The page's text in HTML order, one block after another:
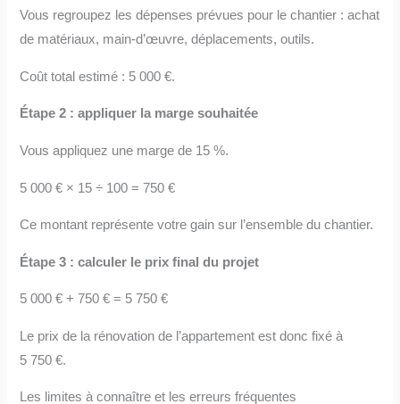
Vous regroupez les dépenses prévues pour le chantier : achat
de matériaux, main-d’œuvre, déplacements, outils.
Coût total estimé : 5 000 €.
Étape 2 : appliquer la marge souhaitée
Vous appliquez une marge de 15 %.
5 000 € × 15 ÷ 100 = 750 €
Ce montant représente votre gain sur l’ensemble du chantier.
Étape 3 : calculer le prix final du projet
5 000 € + 750 € = 5 750 €
Le prix de la rénovation de l’appartement est donc fixé à
5 750 €.
Les limites à connaître et les erreurs fréquentes